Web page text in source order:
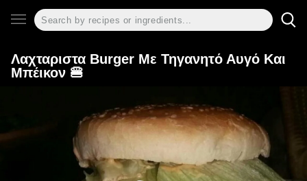
Λαχταριστα Burger Με Τηγανητό Αυγό Και
Μπέικον 🍔